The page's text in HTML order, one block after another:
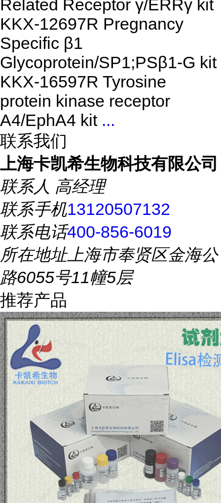
Related Receptor γ/ERRγ kit
KKX-12697R Pregnancy
Specific β1
Glycoprotein/SP1;PSβ1-G kit
KKX-16597R Tyrosine
protein kinase receptor
A4/EphA4 kit ...
联系我们
上海卡凯希生物科技有限公司
联系人 高经理
联系手机13120507132
联系电话400-856-6019
所在地址上海市奉贤区金海公
路6055号11幢5层
推荐产品